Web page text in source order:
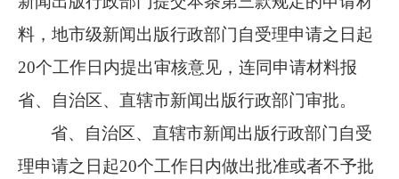
料，地市级新闻出版行政部门自受理申请之日起
20个工作日内提出审核意见，连同申请材料报
省、自治区、直辖市新闻出版行政部门审批。
省、自治区、直辖市新闻出版行政部门自受
理申请之日起20个工作日内做出批准或者不予批